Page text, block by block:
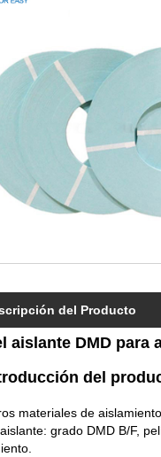
del Producto
aislante DMD para
del
materiales de
grado DMD B/F,